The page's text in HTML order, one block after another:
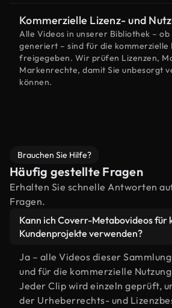
Kommerzielle Lizenz- und
Alle Videos in unserer Bibliothek –
generiert – sind für die kommerzielle
freigegeben. Wir prüfen Lizenzen,
Markenrechte, damit Sie unbesorgt
können.
Brauchen Sie Hilfe?
Häufig gestellte Fragen
Erhalten Sie schnelle Antworten
Fragen.
Kann ich Coverr-Metabovideos für
Kundenprojekte verwenden?
Ja – alle Videos dieser
und für die kommerzielle
Jeder Clip wird einzeln geprüft,
der Urheberrechts- und